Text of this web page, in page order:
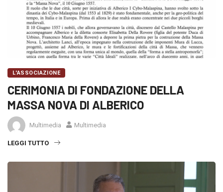
L'ASSOCIAZIONE
CERIMONIA DI FONDAZIONE DELLA
MASSA NOVA DI ALBERICO
Multimedia Multimedia
LEGGI TUTTO